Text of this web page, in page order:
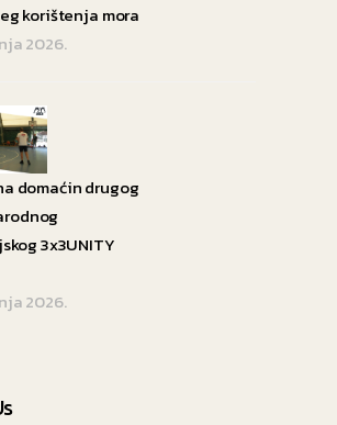
korištenja mora
2026.
domaćin drugog
3x3UNITY
2026.